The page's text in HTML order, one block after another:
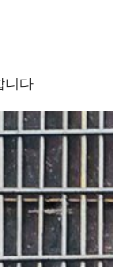
니다